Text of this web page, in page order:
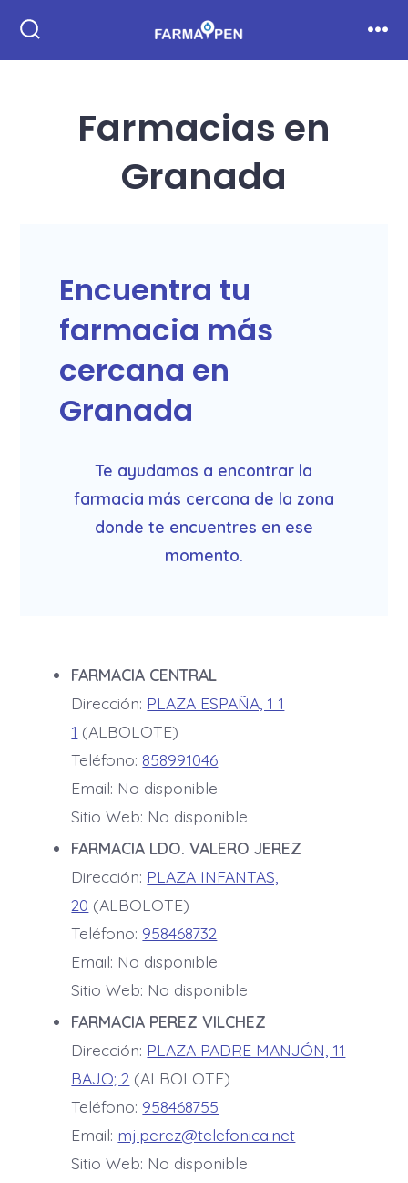
la
Farmacias en
Granada
Encuentra tu
farmacia más
cercana en
Granada
Te ayudamos a encontrar la
farmacia más cercana de la zona
donde te encuentres en ese
momento.
FARMACIA CENTRAL
Dirección: PLAZA ESPAÑA, 1 1
1 (ALBOLOTE)
Teléfono: 858991046
Email: No disponible
Sitio Web: No disponible
FARMACIA LDO. VALERO JEREZ
Dirección: PLAZA INFANTAS,
20 (ALBOLOTE)
Teléfono: 958468732
Email: No disponible
Sitio Web: No disponible
FARMACIA PEREZ VILCHEZ
Dirección: PLAZA PADRE MANJÓN, 11
BAJO; 2 (ALBOLOTE)
Teléfono: 958468755
Email: mj.perez@telefonica.net
Sitio Web: No disponible